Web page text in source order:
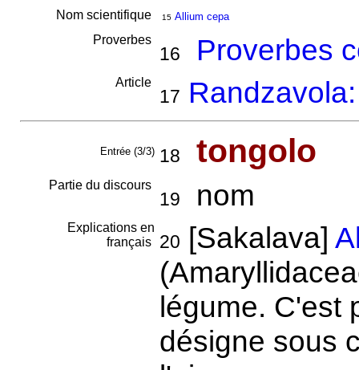
Nom scientifique 15 Allium cepa
Proverbes
16 Proverbes
Article
17
Entrée (3/3) 18 tongolo
Partie du discours
19 nom
Explications en
français
20 [Sakalava]
légume. C'est
désigne sous